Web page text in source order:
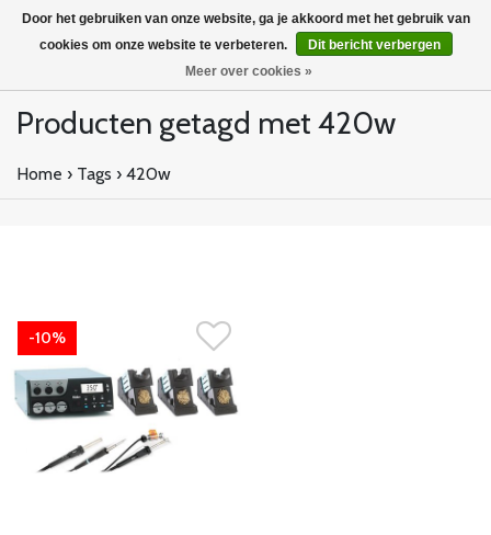
Producten getagd met 420w
Home › Tags › 420w
-10%
Door het gebruiken van onze website, ga je akkoord met het gebruik van
cookies om onze website te verbeteren.
Dit bericht verbergen
Meer over cookies »